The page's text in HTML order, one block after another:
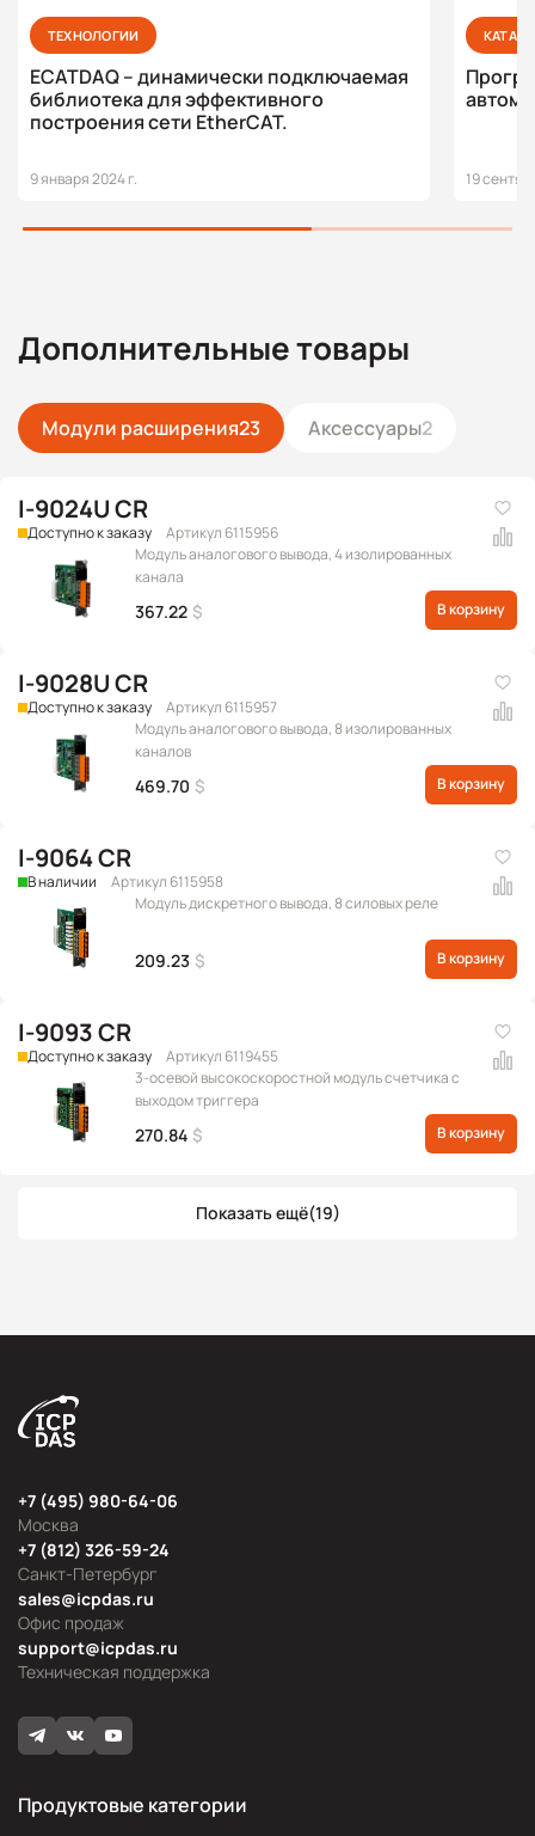
ТЕХНОЛОГИИ
ECATDAQ – динамически подключаемая
библиотека для эффективного
построения сети EtherCAT.
9 января 2024 г. 19
Дополнительные товары
Модули расширения23 Аксессуары2
I-9024U CR
Доступно к заказу
Артикул 6115956
Модуль аналогового вывода, 4 изолированных
канала
367.22 $ В корзину
I-9028U CR
Доступно к заказу
Артикул 6115957
Модуль аналогового вывода, 8 изолированных
каналов
469.70 $ В корзину
I-9064 CR
В наличии
Артикул 6115958
Модуль дискретного вывода, 8 силовых реле
209.23 $ В корзину
I-9093 CR
Доступно к заказу
Артикул 6119455
3-осевой высокоскоростной модуль счетчика с
выходом триггера
270.84 $ В корзину
Показать ещё(19)
Москва
+7 (495) 980-64-06
Офис продаж
sales@icpdas.ru
Санкт-Петербург
+7 (812) 326-59-24
Техническая поддержка
support@icpdas.ru
Продуктовые категории